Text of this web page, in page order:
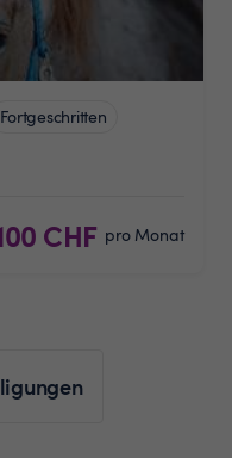
Fortgeschritten
CHF pro Monat